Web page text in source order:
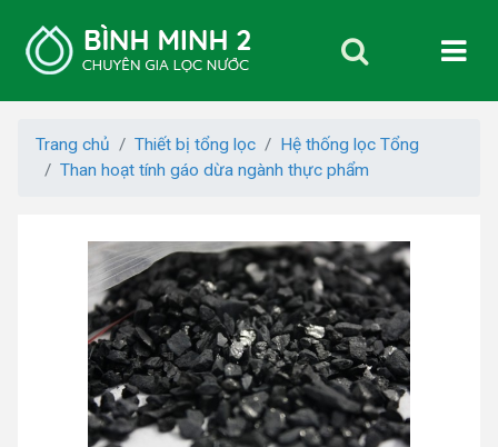
Trang chủ Thiết bị tổng lọc
Hệ thống lọc Tổng
Than hoạt tính gáo dừa ngành thực phẩm